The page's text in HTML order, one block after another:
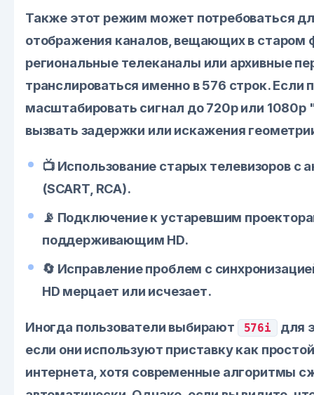
Также этот режим может потребоваться
отображения каналов, вещающих в старом
региональные телеканалы или архивные
транслироваться именно в 576 строк. Если
масштабировать сигнал до 720p или
вызвать задержки или искажения
📺 Использование старых телевизоров с
(SCART, RCA).
📡 Подключение к устаревшим
поддерживающим HD.
🔄 Исправление проблем с
HD мерцает или исчезает.
Иногда пользователи выбирают 576i
для
если они используют приставку как
интернета, хотя современные алгоритмы